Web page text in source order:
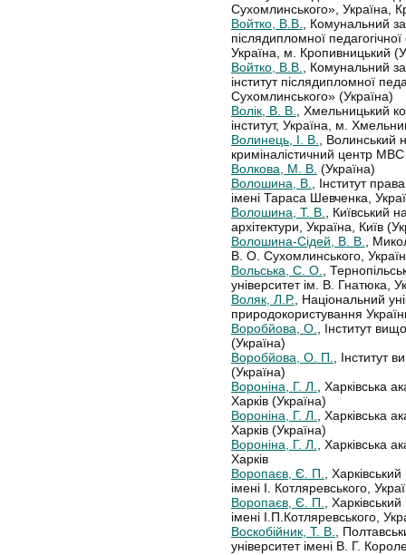
Сухомлинського», Україна,
Войтко, В.В.
, Комунальний
післядипломної
Україна, м. Кропивницький
Войтко, В.В.
, Комунальний
інститут післядипломної
Сухомлинського» (Україна)
Волік, В. В.
, Хмельницький
інститут, Україна, м.
Волинець, І. В.
, Волинський
криміналістичний центр
Волкова, М. В. (Україна)
Волошина, В.
, Інститут
імені Тараса Шевченка,
Волошина, Т. В.
, Київський
архітектури, Україна, Київ
Волошина-Сідей, В. В.
,
В. О. Сухомлинського,
Вольська, С. О.
,
університет ім. В. Гнатюка,
Воляк, Л.Р. , Національний
природокористування
Воробйова, О.
, Інститут
(Україна)
Воробйова, О. П.
, Інститут
(Україна)
Вороніна, Г. Л.
, Харківська
Харків (Україна)
Вороніна, Г. Л.
, Харківська
Харків (Україна)
Вороніна, Г. Л.
, Харківська
Харків
Воропаєв, Є. П.
,
імені І. Котляревського,
Воропаєв, Є. П.
,
імені І.П.Котляревського,
Воскобійник, Т. В.
,
університет імені В. Г.